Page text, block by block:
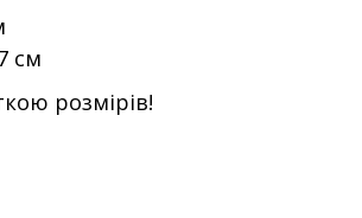
см
розмірів!